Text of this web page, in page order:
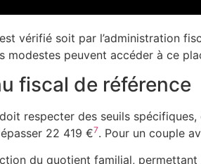
vérifié soit par l’administration
modestes peuvent accéder à ce
fiscal de référence
respecter des seuils
22 419 €7. Pour un couple
du quotient familial,